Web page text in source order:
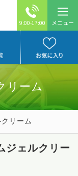
9:00-17:00 メニュー
リーム
リーム
ジェルクリー